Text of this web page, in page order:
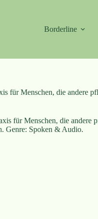
Borderline
für Menschen, die andere
für Menschen, die
Genre: Spoken & Audio.